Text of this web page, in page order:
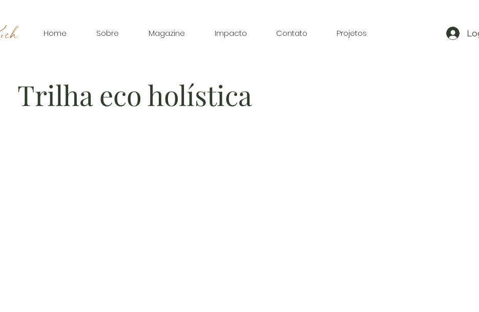
Home Sobre Magazine Impacto Contato Projetos
Trilha eco holística